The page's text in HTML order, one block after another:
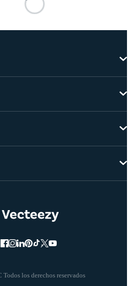
los derechos reservados